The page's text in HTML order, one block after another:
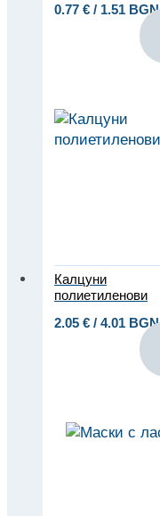
0.77 € / 1.51 BGN
Калцуни
полиетиленови
2.05 € / 4.01 BGN